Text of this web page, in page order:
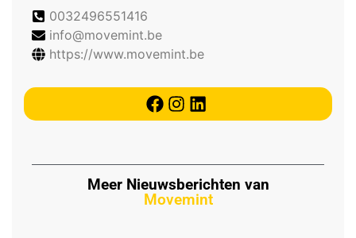
0032496551416
info@movemint.be
https://www.movemint.be
Meer Nieuwsberichten van
Movemint